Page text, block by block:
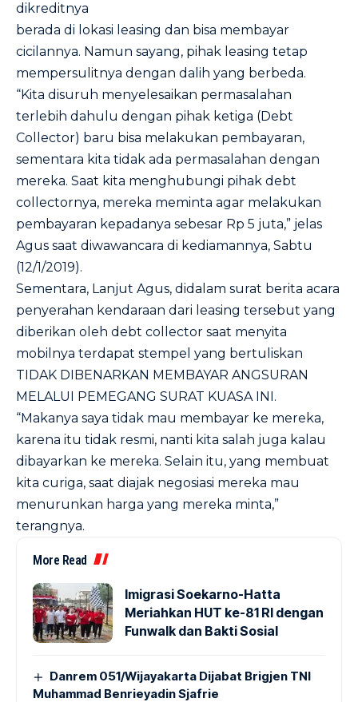
dikreditnya
berada di lokasi leasing dan bisa membayar
cicilannya. Namun sayang, pihak leasing tetap
mempersulitnya dengan dalih yang berbeda.
“Kita disuruh menyelesaikan permasalahan
terlebih dahulu dengan pihak ketiga (Debt
Collector) baru bisa melakukan pembayaran,
sementara kita tidak ada permasalahan dengan
mereka. Saat kita menghubungi pihak debt
collectornya, mereka meminta agar melakukan
pembayaran kepadanya sebesar Rp 5 juta,” jelas
Agus saat diwawancara di kediamannya, Sabtu
(12/1/2019).
Sementara, Lanjut Agus, didalam surat berita acara
penyerahan kendaraan dari leasing tersebut yang
diberikan oleh debt collector saat menyita
mobilnya terdapat stempel yang bertuliskan
TIDAK DIBENARKAN MEMBAYAR ANGSURAN
MELALUI PEMEGANG SURAT KUASA INI.
“Makanya saya tidak mau membayar ke mereka,
karena itu tidak resmi, nanti kita salah juga kalau
dibayarkan ke mereka. Selain itu, yang membuat
kita curiga, saat diajak negosiasi mereka mau
menurunkan harga yang mereka minta,”
terangnya.
More Read
Imigrasi Soekarno-Hatta
Meriahkan HUT ke-81 RI dengan
Funwalk dan Bakti Sosial
Danrem 051/Wijayakarta Dijabat Brigjen TNI
Muhammad Benrieyadin Sjafrie